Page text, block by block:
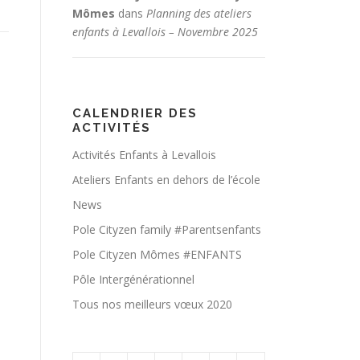
Mômes dans Planning des ateliers
enfants à Levallois – Novembre 2025
CALENDRIER DES
ACTIVITÉS
Activités Enfants à Levallois
Ateliers Enfants en dehors de l’école
News
Pole Cityzen family #Parentsenfants
Pole Cityzen Mômes #ENFANTS
Pôle Intergénérationnel
Tous nos meilleurs vœux 2020